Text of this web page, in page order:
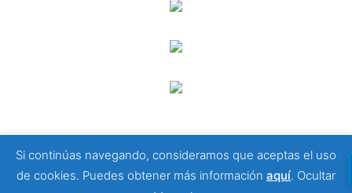
© 2026 Viajeros Sin Límite -. Funciona gracias a
Sydney
Si continúas navegando, consideramos que aceptas el uso
de cookies. Puedes obtener más información aquí. Ocultar